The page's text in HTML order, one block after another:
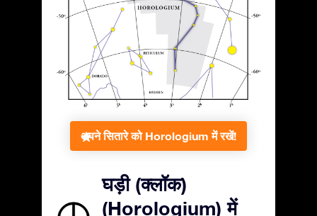
अपने सितारे को Horologium में रखें!
घड़ी (क्लॉक)
(Horologium) में